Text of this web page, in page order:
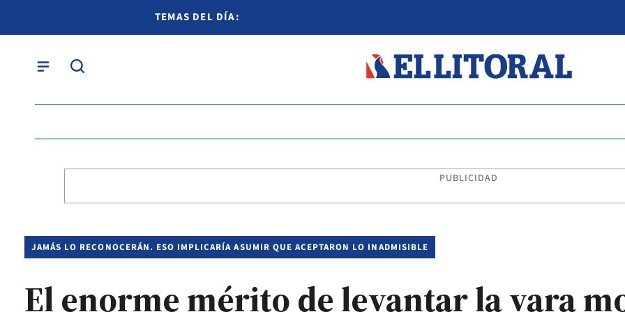
TEMAS DEL DÍA:
PUBLICIDAD
JAMÁS LO RECONOCERÁN. ESO IMPLICARÍA ASUMIR QUE ACEPTARON LO INADMISIBLE
El enorme mérito de levantar la vara